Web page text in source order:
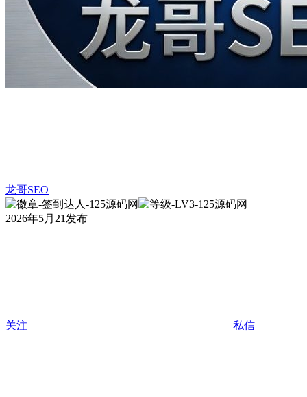
龙哥SEO
2026年5月21发布
关注 私信